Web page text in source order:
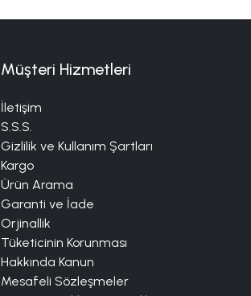
Müşteri Hizmetleri
İletişim
S.S.S.
Gizlilik ve Kullanım Şartları
Kargo
Ürün Arama
Garanti ve İade
Orjinallik
Tüketicinin Korunması
Hakkında Kanun
Mesafeli Sözleşmeler